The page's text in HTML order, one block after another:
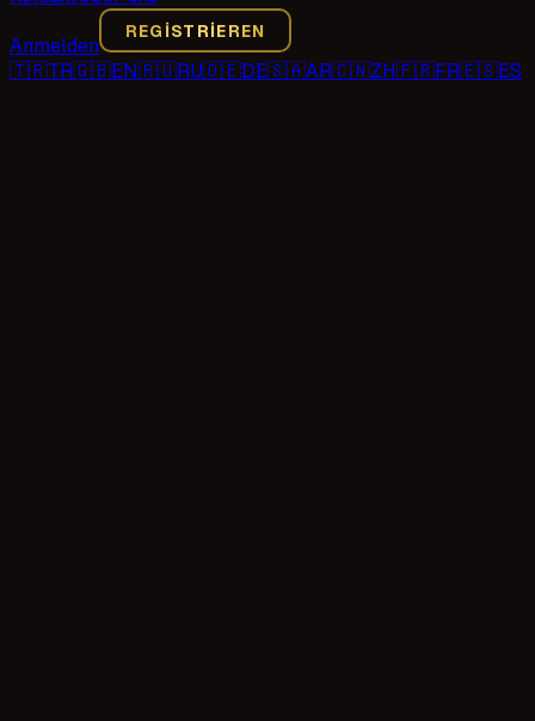
Anmelden
REGISTRIEREN
🇹🇷TR🇬🇧EN🇷🇺RU🇩🇪DE🇸🇦AR🇨🇳ZH🇫🇷FR🇪🇸ES